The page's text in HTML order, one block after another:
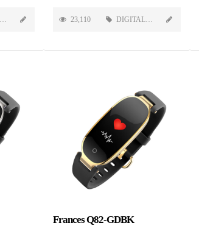
23,110 DIGITAL
Frances Q82-GDBK